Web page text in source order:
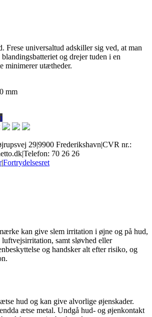
Frese universaltud adskiller sig ved, at man
og drejer tuden i en
minimerer utætheder.
mm
29|9900 Frederikshavn|CVR nr.:
|Telefon: 70 26 26
|Fortrydelsesret
kan give slem irritation i øjne og på hud,
samt sløvhed eller
og handsker alt efter risiko, og
hud og kan give alvorlige øjenskader.
ætse metal. Undgå hud- og øjenkontakt